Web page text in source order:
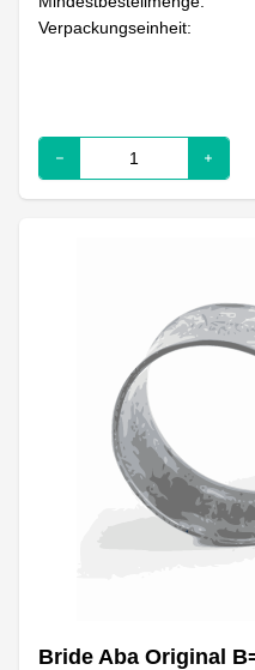
Verpackungseinheit:
Bride Aba Original